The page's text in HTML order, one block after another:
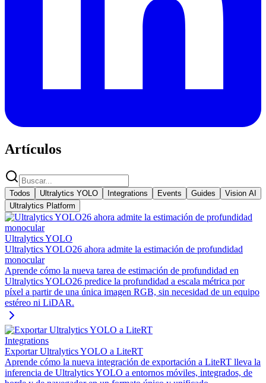
Artículos
Todos Ultralytics YOLO Integrations Events Guides
Vision AI
Ultralytics Platform
Ultralytics YOLO
Ultralytics YOLO26 ahora admite la estimación de profundidad
monocular
Aprende cómo la nueva tarea de estimación de profundidad en
Ultralytics YOLO26 predice la profundidad a escala métrica por
píxel a partir de una única imagen RGB, sin necesidad de un equipo
estéreo ni LiDAR.
Integrations
Exportar Ultralytics YOLO a LiteRT
Aprende cómo la nueva integración de exportación a LiteRT lleva la
inferencia de Ultralytics YOLO a entornos móviles, integrados, de